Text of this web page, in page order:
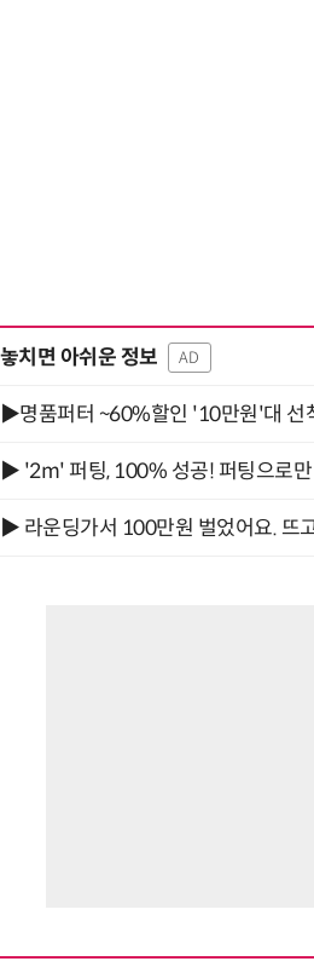
놓치면 아쉬운 정보 AD
▶명품퍼터 ~60%할인 '10만원'대 선
▶ '2m' 퍼팅, 100% 성공! 퍼팅으로
▶ 라운딩가서 100만원 벌었어요. 뜨